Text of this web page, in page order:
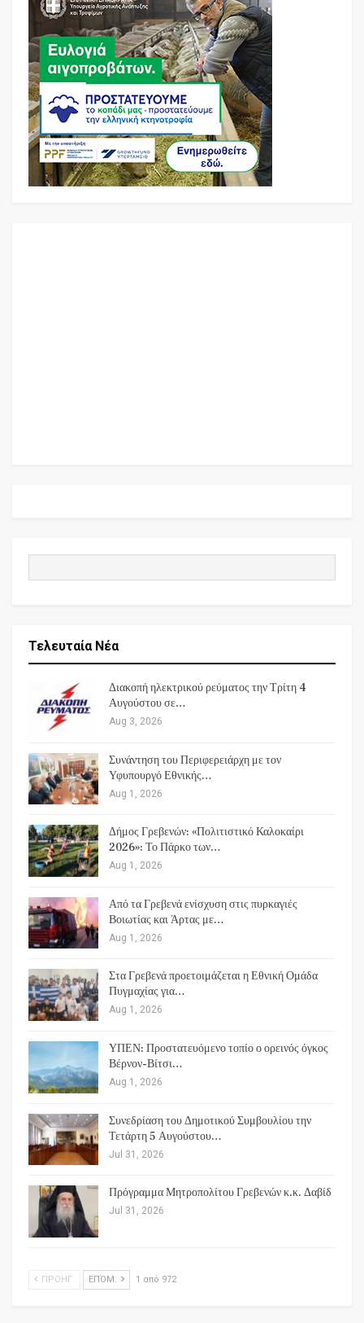
Τελευταία Νέα
Διακοπή ηλεκτρικού ρεύματος την Τρίτη 4
Αυγούστου σε…
Aug 3, 2026
Συνάντηση του Περιφερειάρχη με τον
Υφυπουργό Εθνικής…
Aug 1, 2026
Δήμος Γρεβενών: «Πολιτιστικό Καλοκαίρι
2026»: Το Πάρκο των…
Aug 1, 2026
Από τα Γρεβενά ενίσχυση στις πυρκαγιές
Βοιωτίας και Άρτας με…
Aug 1, 2026
Στα Γρεβενά προετοιμάζεται η Εθνική Ομάδα
Πυγμαχίας για…
Aug 1, 2026
ΥΠΕΝ: Προστατευόμενο τοπίο ο ορεινός όγκος
Βέρνον-Βίτσι…
Aug 1, 2026
Συνεδρίαση του Δημοτικού Συμβουλίου την
Τετάρτη 5 Αυγούστου…
Jul 31, 2026
Πρόγραμμα Μητροπολίτου Γρεβενών κ.κ. Δαβίδ
Jul 31, 2026
ΠΡΟΗΓ. ΕΠΌΜ. 1 από 972